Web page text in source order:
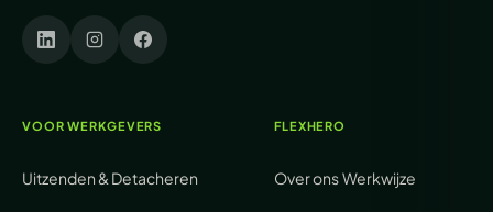
VOOR WERKGEVERS
Uitzenden & Detacheren
FLEXHERO
Over onsWerkwijze